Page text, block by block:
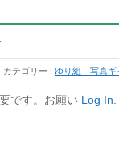
カテゴリー : ゆり組 写真ギ
です。お願い Log In